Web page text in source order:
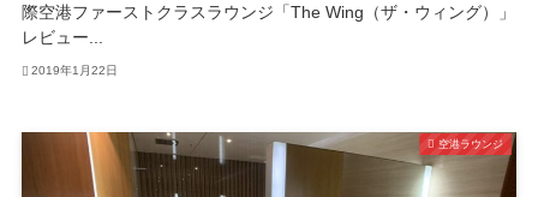
際空港ファーストクラスラウンジ「The Wing（ザ・ウィング）」
レビュー...
2019年1月22日
空港ラウンジ